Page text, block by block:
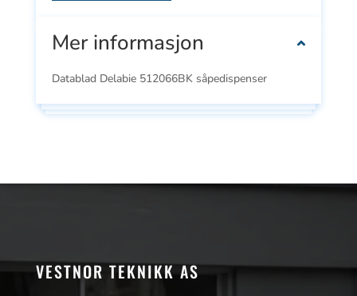
Mer informasjon
Datablad Delabie 512066BK såpedispenser
VESTNOR TEKNIKK AS